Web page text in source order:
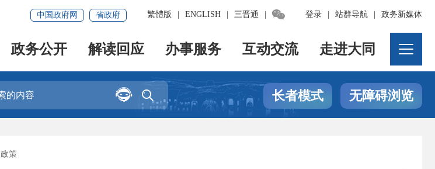
登录 站群导航 政务新媒体
繁體版 ENGLISH 三晋通 
中国政府网 省政府
政务公开 解读回应 办事服务 互动交流 走进大同

 长者模式 无障碍浏览
政策